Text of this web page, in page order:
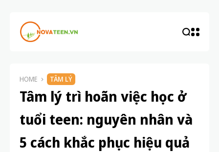
HOME TÂM LÝ
Tâm lý trì hoãn việc học ở
tuổi teen: nguyên nhân và
5 cách khắc phục hiệu quả